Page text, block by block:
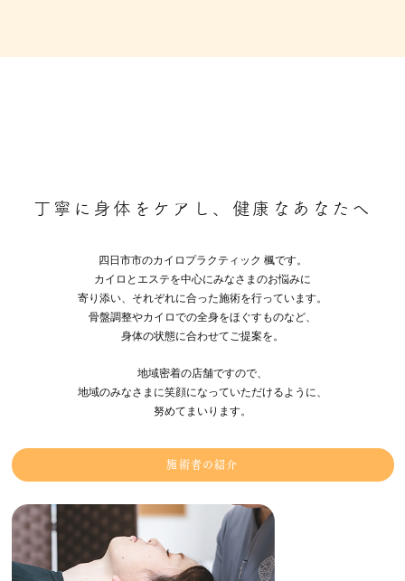
丁寧に身体をケアし、健康なあなたへ
四日市市のカイロプラクティック 楓です。
カイロとエステを中心にみなさまのお悩みに
寄り添い、それぞれに合った施術を行っています。
骨盤調整やカイロでの全身をほぐすものなど、
身体の状態に合わせてご提案を。
地域密着の店舗ですので、
地域のみなさまに笑顔になっていただけるように、
努めてまいります。
施術者の紹介